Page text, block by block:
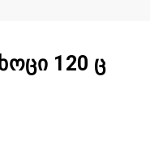
120 Ც